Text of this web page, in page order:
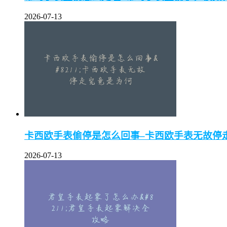
2026-07-13
卡西欧手表偷停是怎么回事–卡西欧手表无故停
2026-07-13